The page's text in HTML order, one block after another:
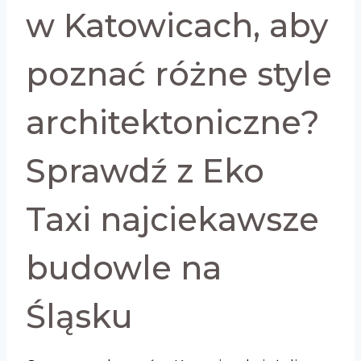
w Katowicach, aby
poznać różne style
architektoniczne?
Sprawdź z Eko
Taxi najciekawsze
budowle na
Śląsku